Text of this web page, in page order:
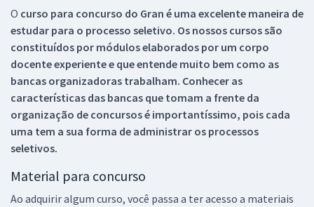
O curso para concurso do Gran é uma excelente maneira de
estudar para o processo seletivo. Os nossos cursos são
constituídos por módulos elaborados por um corpo
docente experiente e que entende muito bem como as
bancas organizadoras trabalham. Conhecer as
características das bancas que tomam a frente da
organização de concursos é importantíssimo, pois cada
uma tem a sua forma de administrar os processos
seletivos.
Material para concurso
Ao adquirir algum curso, você passa a ter acesso a materiais